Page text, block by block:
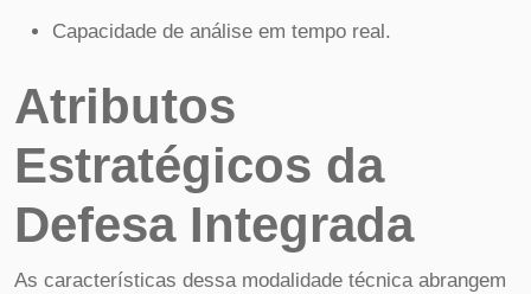
Capacidade de análise em tempo real.
Atributos
Estratégicos da
Defesa Integrada
As características dessa modalidade técnica abrangem